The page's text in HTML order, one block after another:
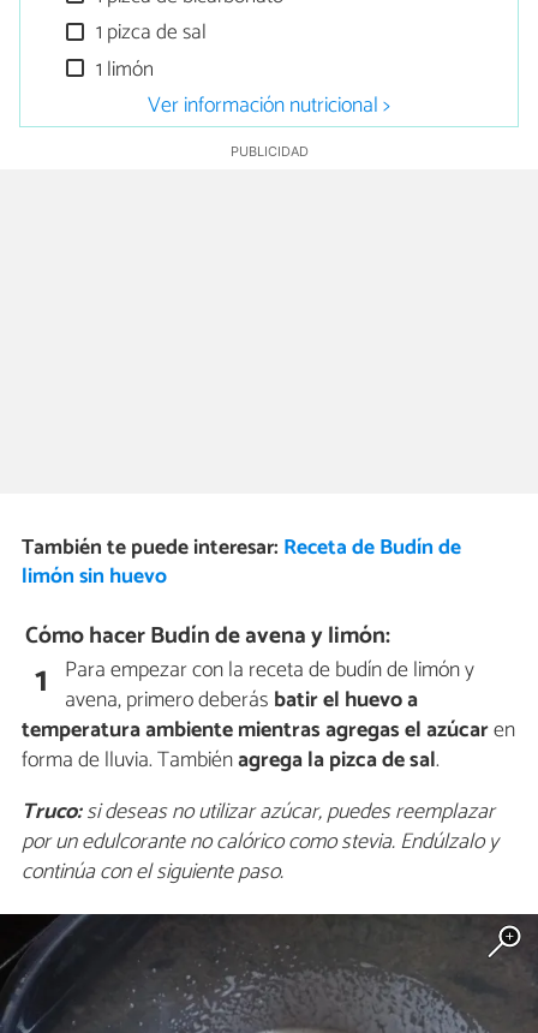
1 pizca de sal
1 limón
Ver información nutricional >
También te puede interesar: Receta de Budín de
limón sin huevo
Cómo hacer Budín de avena y limón:
1 Para empezar con la receta de budín de limón y
avena, primero deberás batir el huevo a
temperatura ambiente mientras agregas el azúcaren
forma de lluvia. Tambiénagrega la pizca de sal.
Truco:si deseas no utilizar azúcar, puedes reemplazar
por un edulcorante no calórico como stevia. Endúlzalo y
continúa con el siguiente paso.